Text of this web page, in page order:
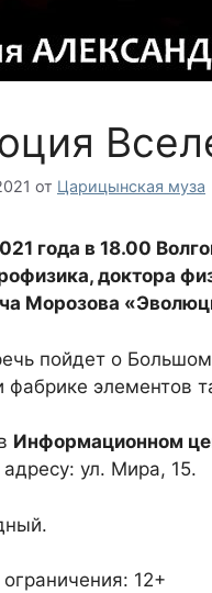
от Царицынская муза
года в 18.00
доктора
Морозова
пойдет о
фабрике элементов
Информационном
адресу: ул. Мира, 15.
12+